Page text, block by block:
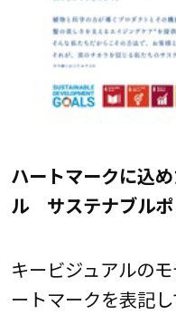
ハートマークに込
ル サステナブルポ
キービジュアルの
ートマークを表記し